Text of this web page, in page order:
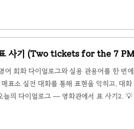
🧺 오늘의 다이얼로그 — 세탁소에서📌 상
사기 (Two tickets for the 7
어 회화 다이얼로그와 실용 관용어를 한 번
표소 실전 대화를 통해 표현을 익히고, 대
의 다이얼로그 — 영화관에서 표 사기2. 💡
오늘의 다이얼로그 — 영화관에서 표 사기